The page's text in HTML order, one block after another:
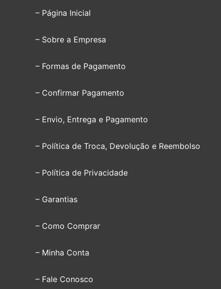
– Página Inicial
– Sobre a Empresa
– Formas de Pagamento
– Confirmar Pagamento
– Envio, Entrega e Pagamento
– Política de Troca, Devolução e Reembolso
– Política de Privacidade
– Garantias
– Como Comprar
– Minha Conta
– Fale Conosco